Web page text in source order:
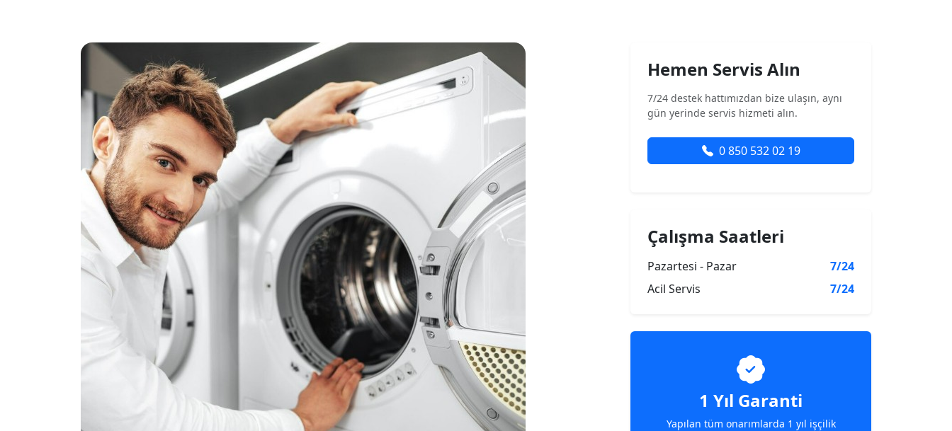
Hemen Servis Alın
7/24 destek hattımızdan bize ulaşın, aynı
gün yerinde servis hizmeti alın.
0 850 532 02 19
Çalışma Saatleri
Pazartesi - Pazar
7/24
Acil Servis
7/24
1 Yıl Garanti
Yapılan tüm onarımlarda 1 yıl işçilik